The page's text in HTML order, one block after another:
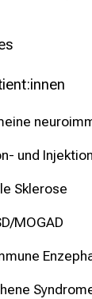
und
Sklerose
MOGAD